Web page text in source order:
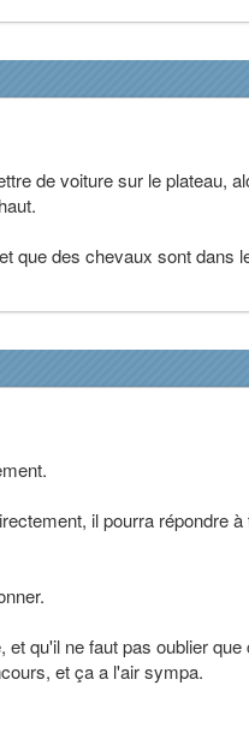
de voiture sur le plateau,
que des chevaux sont dans
il pourra répondre à
et qu'il ne faut pas oublier que
et ça a l'air sympa.